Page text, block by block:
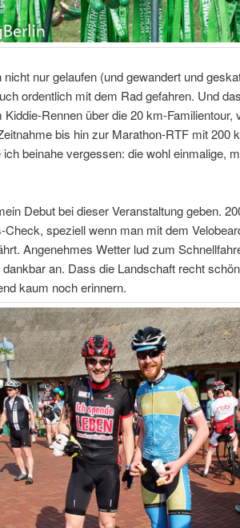
nur gelaufen (und gewandert und
ordentlich mit dem Rad gefahren. Und
Kiddie-Rennen über die 20 km-
bis hin zur Marathon-RTF mit 200
beinahe vergessen: die wohl einmalige,
Debut bei dieser Veranstaltung geben.
Check, speziell wenn man mit dem
Angenehmes Wetter lud zum
an. Dass die Landschaft recht
kaum noch erinnern.